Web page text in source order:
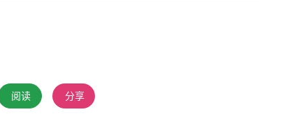
阅读 分享